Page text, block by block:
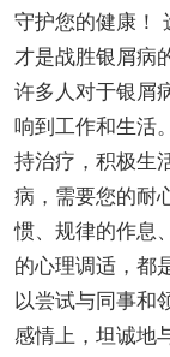
守护您的健康！
才是战胜银屑病
许多人对于银屑
响到工作和生活
持治疗，积极生
病，需要您的耐
惯、规律的作息
的心理调适，都
以尝试与同事和
感情上，坦诚地